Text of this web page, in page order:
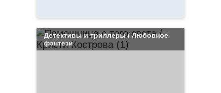
Детективы и триллеры / Любовное
фэнтези